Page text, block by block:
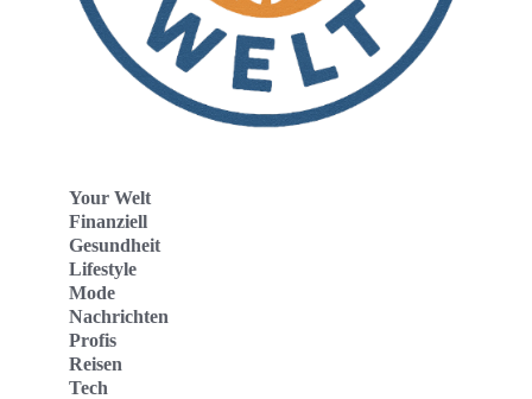
Your Welt
Finanziell
Gesundheit
Lifestyle
Mode
Nachrichten
Profis
Reisen
Tech